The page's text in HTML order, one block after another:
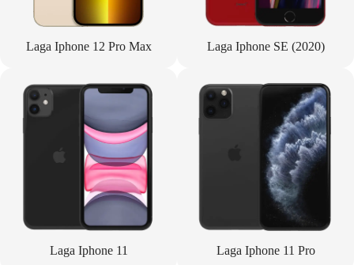
Laga Iphone 12 Pro Max Laga Iphone SE (2020)
Laga Iphone 11 Laga Iphone 11 Pro